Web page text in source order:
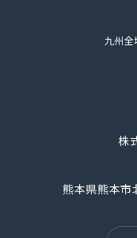
九州全
株
熊本県熊本